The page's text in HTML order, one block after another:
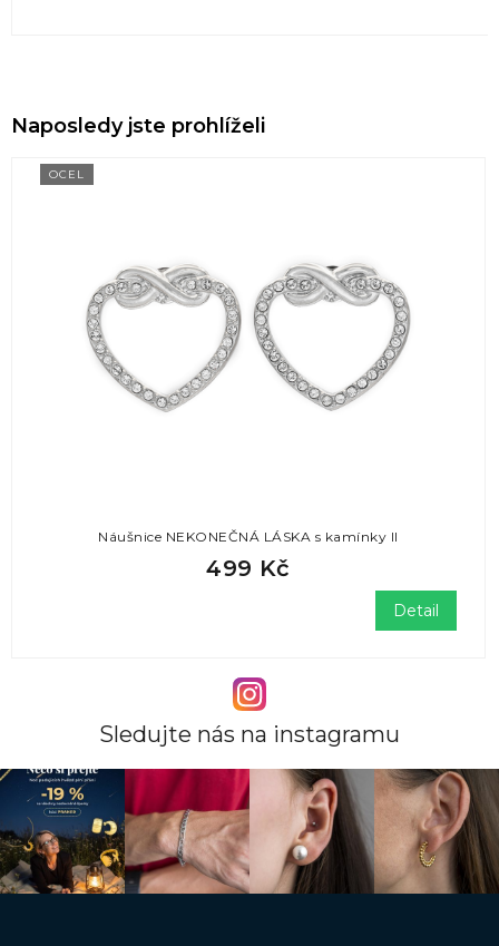
Naposledy jste prohlíželi
OCEL
Náušnice NEKONEČNÁ LÁSKA s kamínky II
499 Kč
Detail
Sledujte nás na instagramu